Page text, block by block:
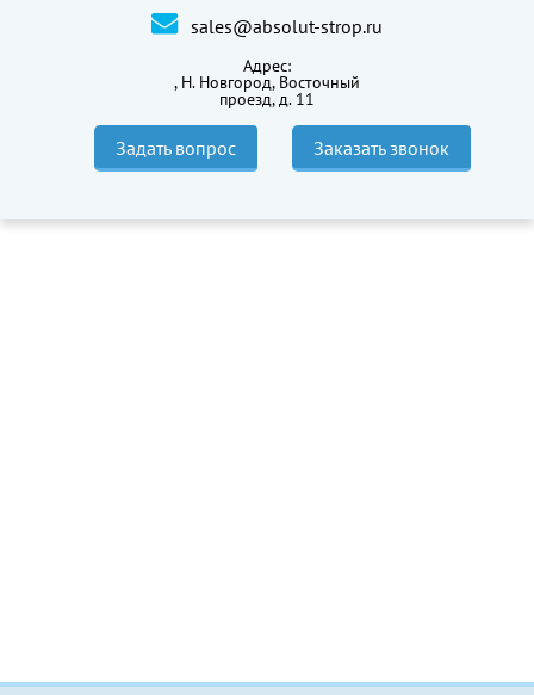
sales@absolut-strop.ru
Адрес:
, Н. Новгород, Восточный
проезд, д. 11
Задать вопрос Заказать звонок